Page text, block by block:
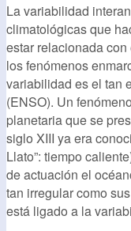
La variabilidad
climatológicas que
estar relacionada
los fenómenos
variabilidad es el tan
(ENSO). Un
planetaria que se
siglo XIII ya era
Llato”: tiempo
de actuación el
tan irregular como
está ligado a la